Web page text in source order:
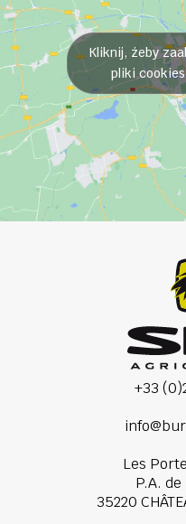
Kliknij, żeby
pliki
+33
Les
P.A.
35220